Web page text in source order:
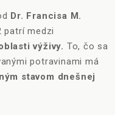
Dr. Francisa M.
patrí medzi
výživy. To, čo sa
potravinami má
stavom dnešnej